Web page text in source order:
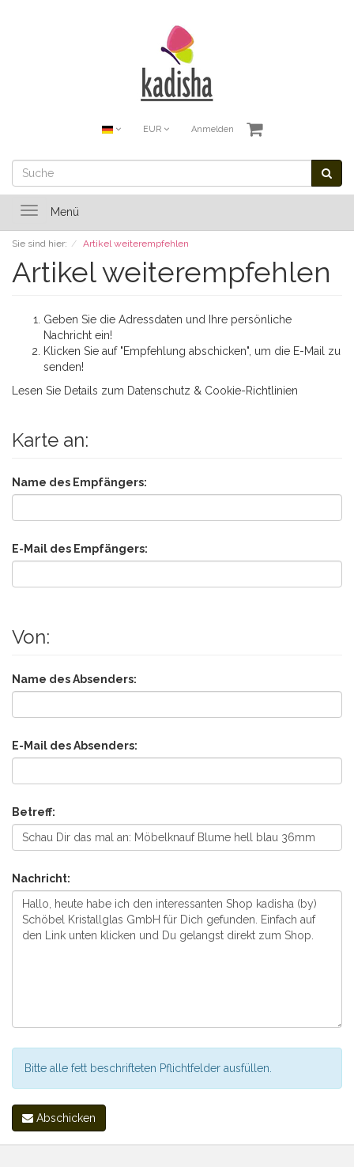
EUR Anmelden
ToggleMenü
Sie sind hier: Artikel weiterempfehlen
Artikel weiterempfehlen
Geben Sie die Adressdaten und Ihre persönliche
Nachricht ein!
Klicken Sie auf "Empfehlung abschicken", um die E-Mail zu
senden!
Lesen Sie Details zum Datenschutz & Cookie-Richtlinien
Karte an:
Name des Empfängers:
E-Mail des Empfängers:
Von:
Name des Absenders:
E-Mail des Absenders:
Betreff:
Nachricht:
Bitte alle fett beschrifteten Pflichtfelder ausfüllen.
Abschicken